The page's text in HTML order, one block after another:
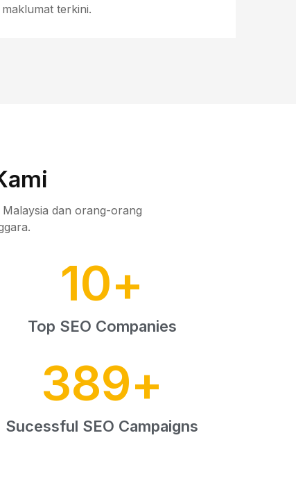
maklumat terkini.
dan orang-orang
10+
Top SEO Companies
389+
Sucessful SEO Campaigns